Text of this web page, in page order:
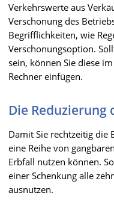
Verkehrswerte aus
Verschonung des
Begrifflichkeiten, wie
Verschonungsoption.
sein, können Sie diese
Rechner einfügen.
Die Reduzierung
Damit Sie rechtzeitig die
eine Reihe von
Erbfall nutzen können.
einer Schenkung alle
ausnutzen.